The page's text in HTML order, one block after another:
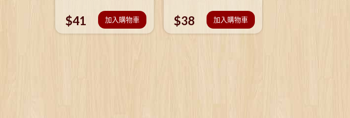
$41 加入購物車 $38 加入購物車